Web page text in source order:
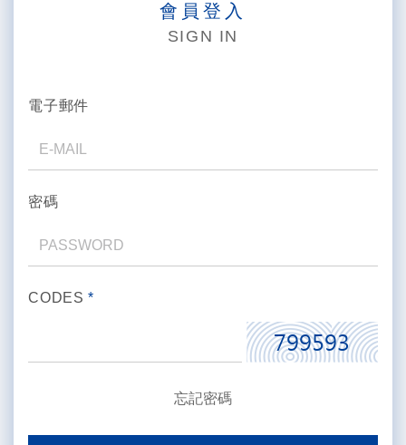
會員登入
SIGN IN
電子郵件
密碼
CODES *
忘記密碼